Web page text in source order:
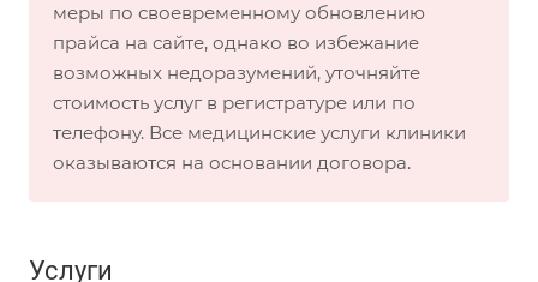
меры по своевременному обновлению
прайса на сайте, однако во избежание
возможных недоразумений, уточняйте
стоимость услуг в регистратуре или по
телефону. Все медицинские услуги клиники
оказываются на основании договора.
Услуги